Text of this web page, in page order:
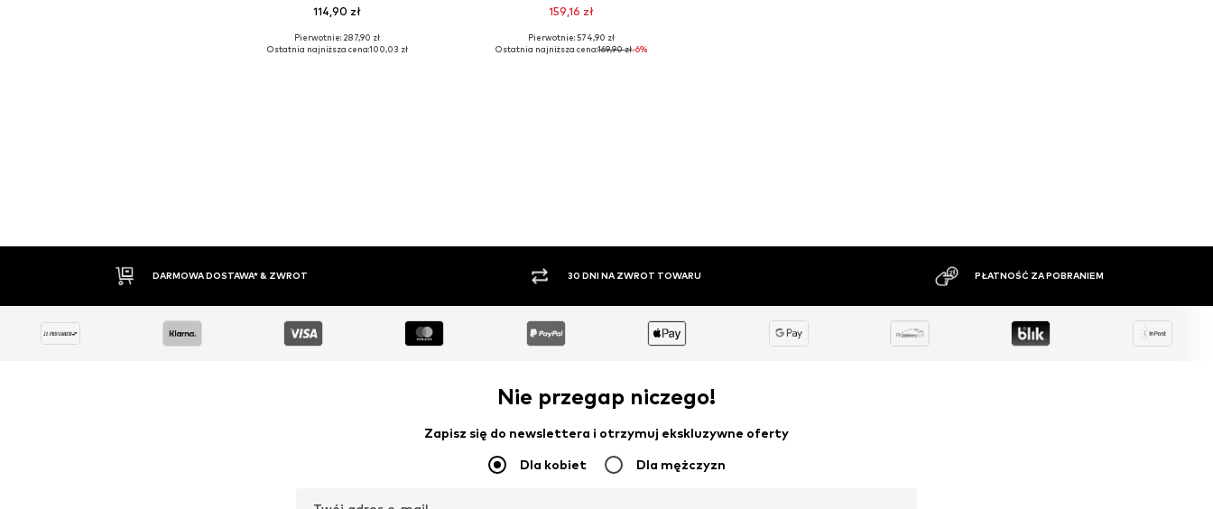
114,90 zł
Dostępne rozmiary: XL
Pierwotnie: 287,90 zł
Ostatnia najniższa cena:100,03 zł
159,16 zł
Dostępne rozmiary: L
Pierwotnie: 574,90 zł
Ostatnia najniższa cena:169,90 zł-6%
30 DNI NA ZWROT TOWARU PŁATNOŚĆ ZA POBRANIEM DUŻY ASORTYMENT
Nie przegap niczego!
Zapisz się do newslettera i otrzymuj ekskluzywne oferty
Dla kobiet Dla mężczyzn